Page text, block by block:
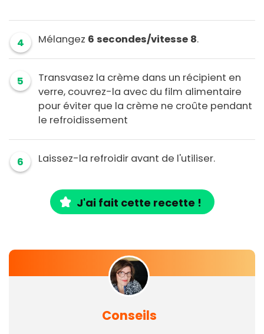
4 Mélangez 6 secondes/vitesse 8.
5
Transvasez la crème dans un récipient en
verre, couvrez-la avec du film alimentaire
pour éviter que la crème ne croûte pendant
le refroidissement
6 Laissez-la refroidir avant de l'utiliser.
J'ai fait cette recette !
Conseils